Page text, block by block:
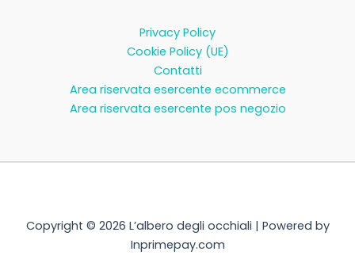
Privacy Policy
Cookie Policy (UE)
Contatti
Area riservata esercente ecommerce
Area riservata esercente pos negozio
Copyright © 2026 L’albero degli occhiali | Powered by
Inprimepay.com